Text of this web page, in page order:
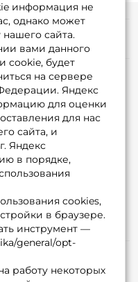
информация не
однако может
сайта.
вами данного
cookie, будет
на сервере
Яндекс
для оценки
для нас
сайта, и
Яндекс
в порядке,
cookies,
в браузере.
инструмент —
general/opt-
работу некоторых
на обработку
аккаунт